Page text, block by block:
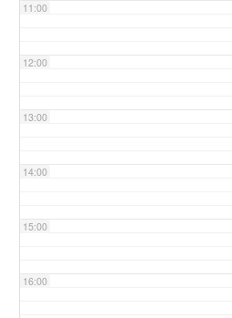
11:00
12:00
13:00
14:00
15:00
16:00